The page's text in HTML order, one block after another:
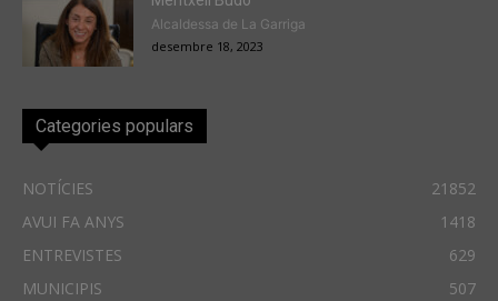
Alcaldessa de La Garriga
desembre 18, 2023
Categories populars
NOTÍCIES
21852
AVUI FA ANYS
1418
ENTREVISTES
629
MUNICIPIS
507